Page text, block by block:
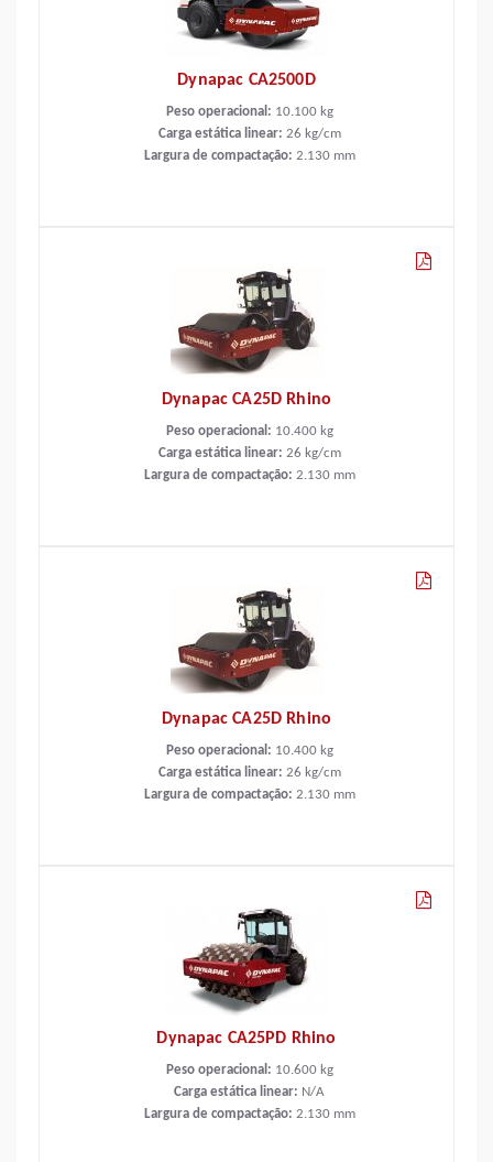
Dynapac CA2500D
Peso operacional: 10.100 kg
Carga estática linear: 26 kg/cm
Largura de compactação: 2.130 mm
Dynapac CA25D Rhino
Peso operacional: 10.400 kg
Carga estática linear: 26 kg/cm
Largura de compactação: 2.130 mm
Dynapac CA25D Rhino
Peso operacional: 10.400 kg
Carga estática linear: 26 kg/cm
Largura de compactação: 2.130 mm
Dynapac CA25PD Rhino
Peso operacional: 10.600 kg
Carga estática linear: N/A
Largura de compactação: 2.130 mm